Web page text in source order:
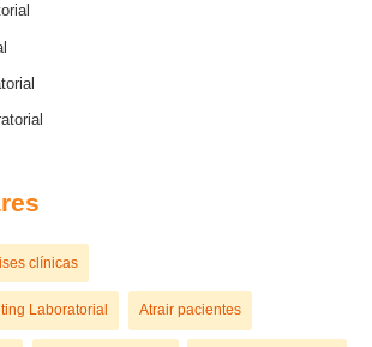
clínicas
Laboratorial Atrair pacientes